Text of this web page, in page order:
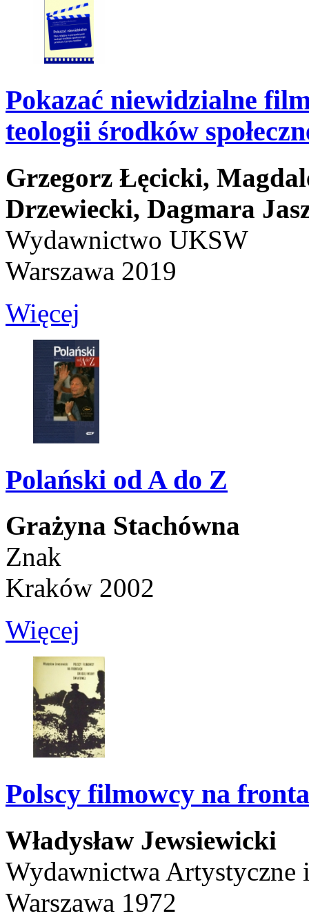
Pokazać niewidzialne
teologii środków
Grzegorz Łęcicki,
Drzewiecki, Dagmara
Wydawnictwo UKSW
Warszawa 2019
Więcej
Polański od A do Z
Grażyna Stachówna
Znak
Kraków 2002
Więcej
Polscy filmowcy na
Władysław Jewsiewicki
Wydawnictwa Artystyczne
Warszawa 1972